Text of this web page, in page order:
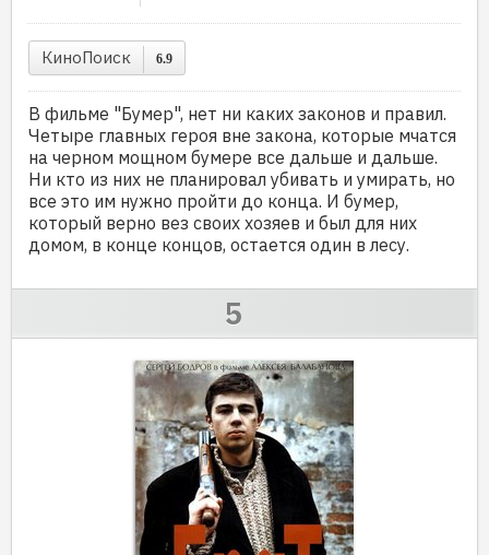
КиноПоиск 6.9
В фильме "Бумер", нет ни каких законов и правил.
Четыре главных героя вне закона, которые мчатся
на черном мощном бумере все дальше и дальше.
Ни кто из них не планировал убивать и умирать, но
все это им нужно пройти до конца. И бумер,
который верно вез своих хозяев и был для них
домом, в конце концов, остается один в лесу.